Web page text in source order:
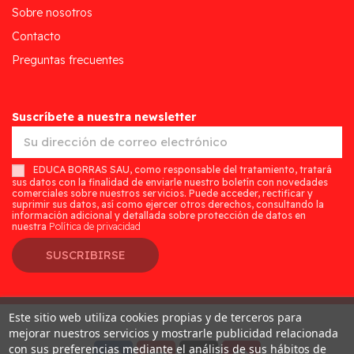
Sobre nosotros
Contacto
Preguntas frecuentes
Suscríbete a nuestra newsletter
EDUCA BORRAS SAU, como responsable del tratamiento, tratará
sus datos con la finalidad de enviarle nuestro boletín con novedades
comerciales sobre nuestros servicios. Puede acceder, rectificar y
suprimir sus datos, así como ejercer otros derechos, consultando la
información adicional y detallada sobre protección de datos en
nuestra Política de privacidad
SUSCRIBIRSE
Desarrollado porAddis
Este sitio web utiliza cookies propias y de terceros para
mejorar nuestros servicios y mostrarle publicidad relacionada
con sus preferencias mediante el análisis de sus hábitos de